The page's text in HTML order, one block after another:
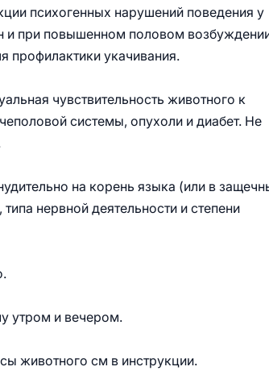
психогенных нарушений поведения у
и при повышенном половом
профилактики укачивания.
чувствительность животного к
системы, опухоли и диабет. Не
на корень языка (или в
нервной деятельности и степени
утром и вечером.
животного см в инструкции.